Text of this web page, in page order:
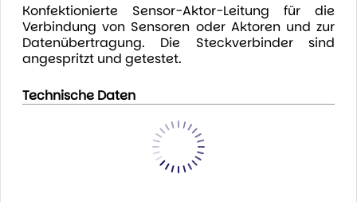
Konfektionierte Sensor-Aktor-Leitung für die
Verbindung von Sensoren oder Aktoren und zur
Datenübertragung. Die Steckverbinder sind
angespritzt und getestet.
Technische Daten